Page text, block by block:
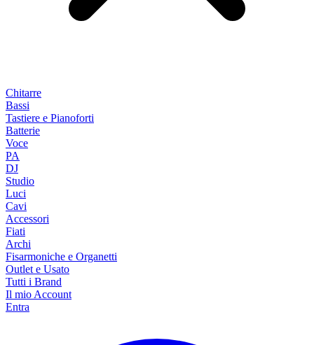
Chitarre
Bassi
Tastiere e Pianoforti
Batterie
Voce
PA
DJ
Studio
Luci
Cavi
Accessori
Fiati
Archi
Fisarmoniche e Organetti
Outlet e Usato
Tutti i Brand
Il mio Account
Entra